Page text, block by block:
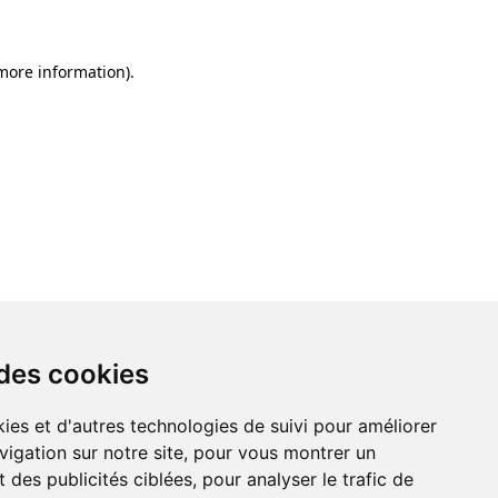
cookies
et d'autres technologies de suivi pour améliorer
sur notre site, pour vous montrer un
des publicités ciblées, pour analyser le trafic de
information).